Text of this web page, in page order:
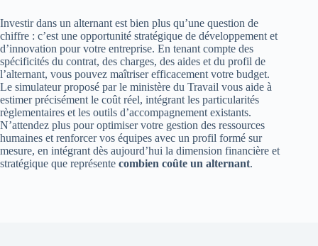
Investir dans un alternant est bien plus qu’une question de
chiffre : c’est une opportunité stratégique de développement et
d’innovation pour votre entreprise. En tenant compte des
spécificités du contrat, des charges, des aides et du profil de
l’alternant, vous pouvez maîtriser efficacement votre budget.
Le simulateur proposé par le ministère du Travail vous aide à
estimer précisément le coût réel, intégrant les particularités
règlementaires et les outils d’accompagnement existants.
N’attendez plus pour optimiser votre gestion des ressources
humaines et renforcer vos équipes avec un profil formé sur
mesure, en intégrant dès aujourd’hui la dimension financière et
stratégique que représente combien coûte un alternant.